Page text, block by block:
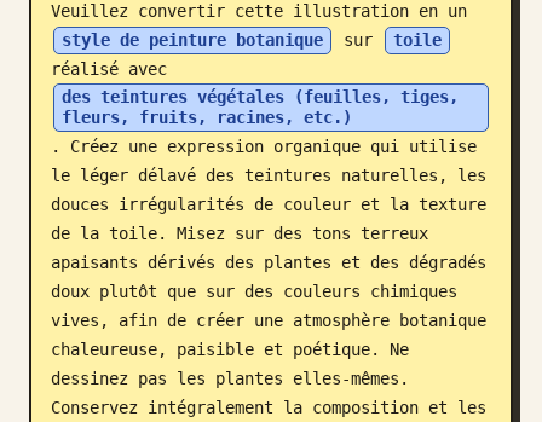
Blog
Mises à jour
Veuillez convertir cette illustration en un
style de peinture botanique
sur
toile
réalisé avec
des teintures végétales (feuilles, tiges,
fleurs, fruits, racines, etc.)
. Créez une expression organique qui utilise
le léger délavé des teintures naturelles, les
douces irrégularités de couleur et la texture
de la toile. Misez sur des tons terreux
apaisants dérivés des plantes et des dégradés
doux plutôt que sur des couleurs chimiques
vives, afin de créer une atmosphère botanique
chaleureuse, paisible et poétique. Ne
dessinez pas les plantes elles-mêmes.
Conservez intégralement la composition et les